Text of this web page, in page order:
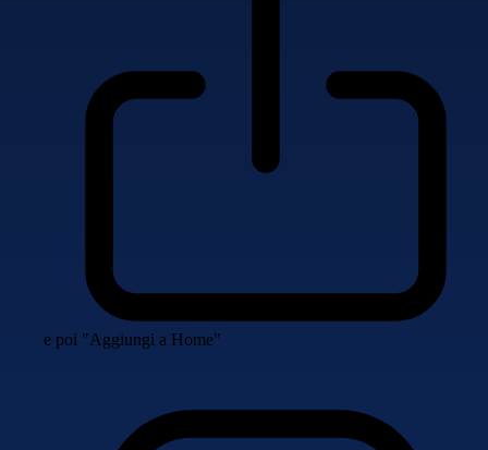
e poi "Aggiungi a Home"